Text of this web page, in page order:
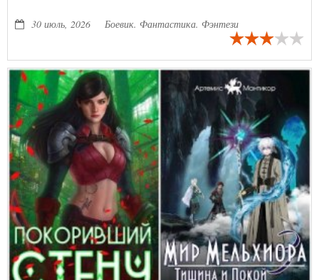
хорошо бы избавиться от трупов...
30 июль, 2026 Боевик. Фантастика. Фэнтези